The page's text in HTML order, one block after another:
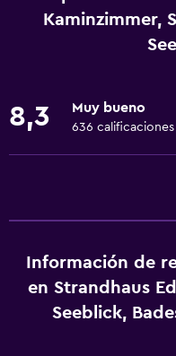
Juegos de mesa/
Ciclismo
Submarinismo
Windsurf
Servicios básicos
Kaminzimmer,
8,3 Muy bueno
636
Información de
en Strandhaus
Seeblick,